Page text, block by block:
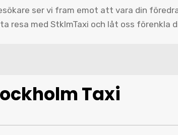
ser vi fram emot att vara din
resa med StklmTaxi och låt oss förenkla
Taxi